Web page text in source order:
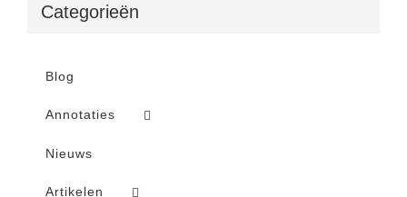
Categorieën
Blog
Annotaties
Nieuws
Artikelen